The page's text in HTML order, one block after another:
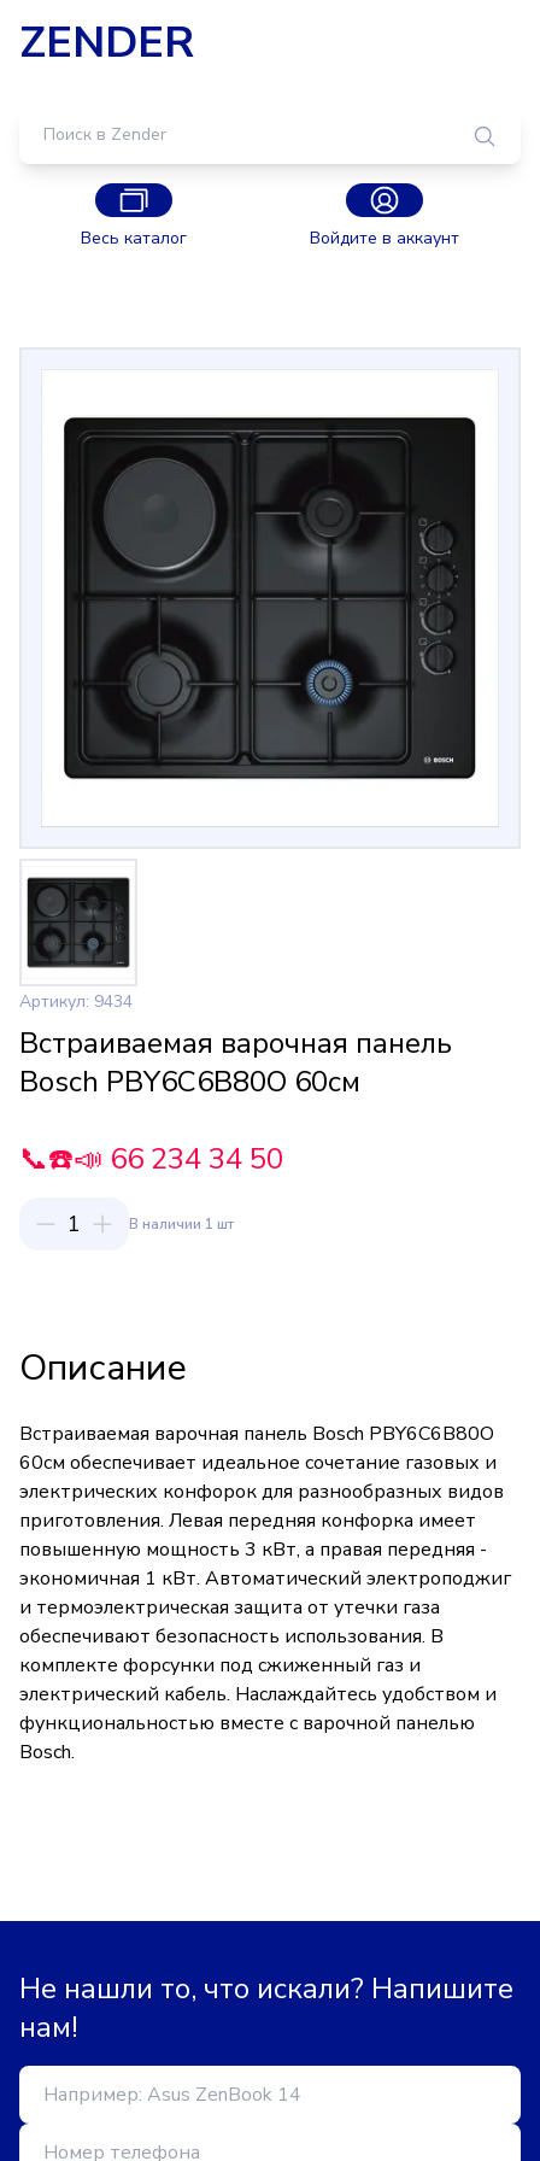
ZENDER
Весь каталог Войдите в аккаунт
Артикул: 9434
Встраиваемая варочная панель
Bosch PBY6C6B80O 60см
📞☎️📣 66 234 34 50
1 В наличии 1 шт
Описание
Встраиваемая варочная панель Bosch PBY6C6B80O
60см обеспечивает идеальное сочетание газовых и
электрических конфорок для разнообразных видов
приготовления. Левая передняя конфорка имеет
повышенную мощность 3 кВт, а правая передняя -
экономичная 1 кВт. Автоматический электроподжиг
и термоэлектрическая защита от утечки газа
обеспечивают безопасность использования. В
комплекте форсунки под сжиженный газ и
электрический кабель. Наслаждайтесь удобством и
функциональностью вместе с варочной панелью
Bosch.
Не нашли то, что искали? Напишите
нам!